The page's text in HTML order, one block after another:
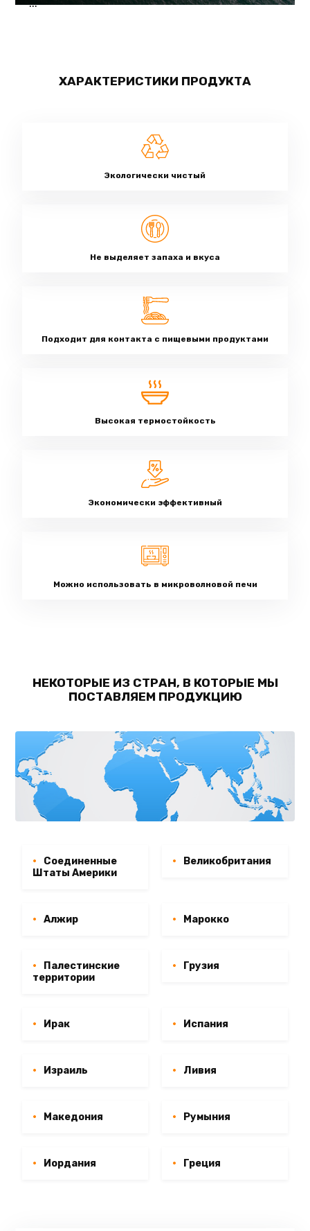
...
ХАРАКТЕРИСТИКИ ПРОДУКТА
Экологически чистый
Не выделяет запаха и вкуса
Подходит для контакта с пищевыми продуктами
Высокая термостойкость
Экономически эффективный
Можно использовать в микроволновой печи
НЕКОТОРЫЕ ИЗ СТРАН, В КОТОРЫЕ МЫ
ПОСТАВЛЯЕМ ПРОДУКЦИЮ
Соединенные
Штаты Америки
Великобритания
Алжир Марокко
Палестинские
территории
Грузия
Ирак Испания
Израиль Ливия
Македония Румыния
Иордания Греция